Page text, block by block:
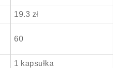
19.3 zł
60
1 kapsułka